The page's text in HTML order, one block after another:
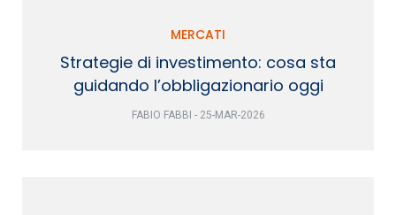
MERCATI
Strategie di investimento: cosa sta
guidando l’obbligazionario oggi
FABIO FABBI - 25-MAR-2026